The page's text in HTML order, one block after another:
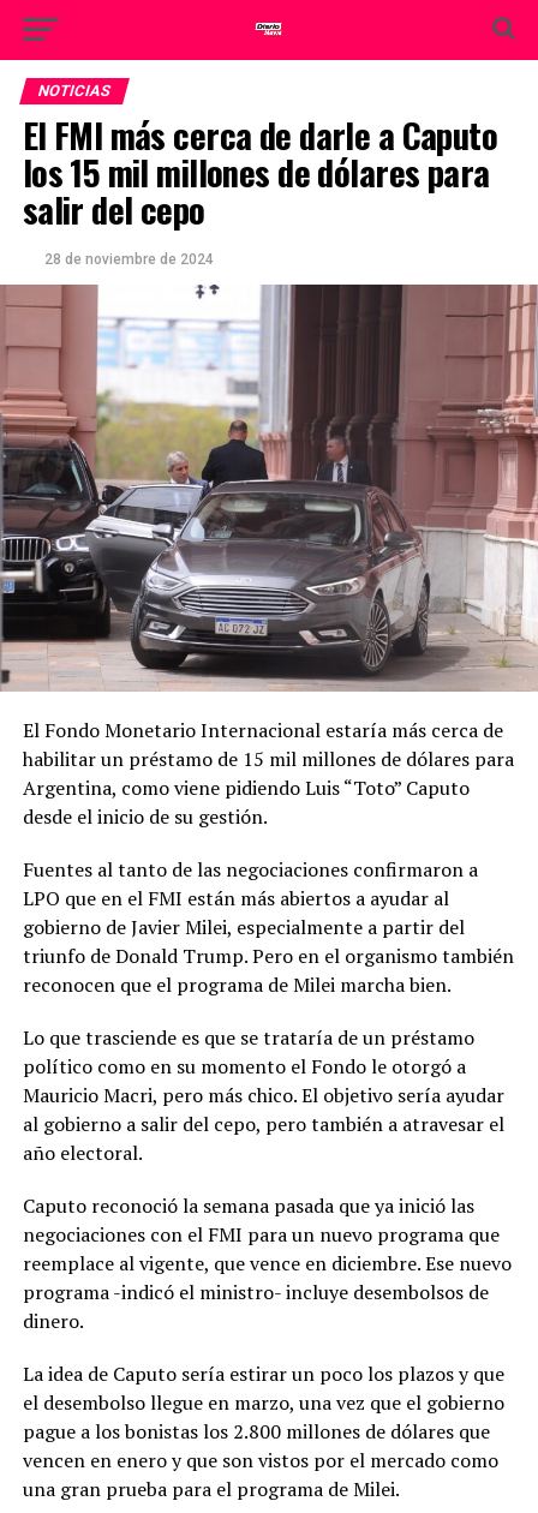
NOTICIAS
El FMI más cerca de darle a Caputo
los 15 mil millones de dólares para
salir del cepo
28 de noviembre de 2024
El Fondo Monetario Internacional estaría más cerca de
habilitar un préstamo de 15 mil millones de dólares para
Argentina, como viene pidiendo Luis “Toto” Caputo
desde el inicio de su gestión.
Fuentes al tanto de las negociaciones confirmaron a
LPO que en el FMI están más abiertos a ayudar al
gobierno de Javier Milei, especialmente a partir del
triunfo de Donald Trump. Pero en el organismo también
reconocen que el programa de Milei marcha bien.
Lo que trasciende es que se trataría de un préstamo
político como en su momento el Fondo le otorgó a
Mauricio Macri, pero más chico. El objetivo sería ayudar
al gobierno a salir del cepo, pero también a atravesar el
año electoral.
Caputo reconoció la semana pasada que ya inició las
negociaciones con el FMI para un nuevo programa que
reemplace al vigente, que vence en diciembre. Ese nuevo
programa -indicó el ministro- incluye desembolsos de
dinero.
La idea de Caputo sería estirar un poco los plazos y que
el desembolso llegue en marzo, una vez que el gobierno
pague a los bonistas los 2.800 millones de dólares que
vencen en enero y que son vistos por el mercado como
una gran prueba para el programa de Milei.